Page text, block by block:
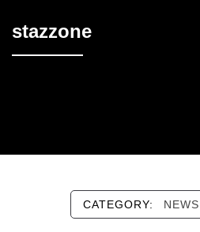
stazzone
CATEGORY: NEWS